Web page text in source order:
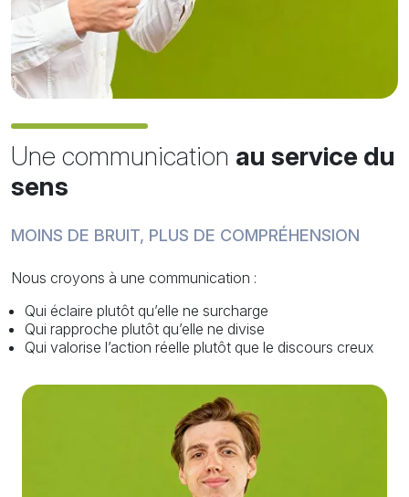
Une communication au service du
sens
MOINS DE BRUIT, PLUS DE COMPRÉHENSION
Nous croyons à une communication :
Qui éclaire plutôt qu’elle ne surcharge
Qui rapproche plutôt qu’elle ne divise
Qui valorise l’action réelle plutôt que le discours creux